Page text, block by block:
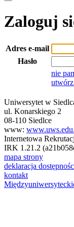
Zaloguj
Adres e-mail
Hasło
nie
Uniwersytet w
ul. Konarskiego 2
08-110 Siedlce
www:
Internetowa
IRK 1.21.2
mapa strony
deklaracja
kontakt